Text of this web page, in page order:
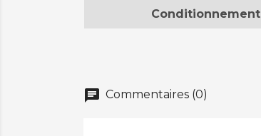
Conditionnement
chat Commentaires (0)